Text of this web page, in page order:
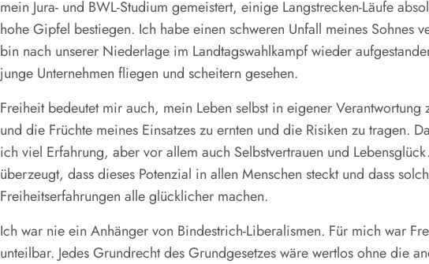
mein Jura- und BWL-Studium gemeistert, einige Langstrecken-Läufe
hohe Gipfel bestiegen. Ich habe einen schweren Unfall meines Sohnes
bin nach unserer Niederlage im Landtagswahlkampf wieder
junge Unternehmen fliegen und scheitern gesehen.
Freiheit bedeutet mir auch, mein Leben selbst in eigener Verantwortung
und die Früchte meines Einsatzes zu ernten und die Risiken zu tragen.
ich viel Erfahrung, aber vor allem auch Selbstvertrauen und
überzeugt, dass dieses Potenzial in allen Menschen steckt und dass
Freiheitserfahrungen alle glücklicher machen.
Ich war nie ein Anhänger von Bindestrich-Liberalismen. Für mich war
unteilbar. Jedes Grundrecht des Grundgesetzes wäre wertlos ohne die